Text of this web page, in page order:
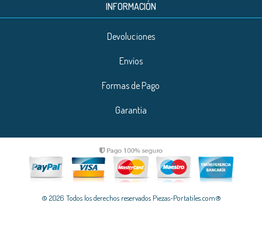
INFORMACIÓN
Devoluciones
Envíos
Formas de Pago
Garantía
© 2026 Todos los derechos reservados Piezas-Portatiles.com®